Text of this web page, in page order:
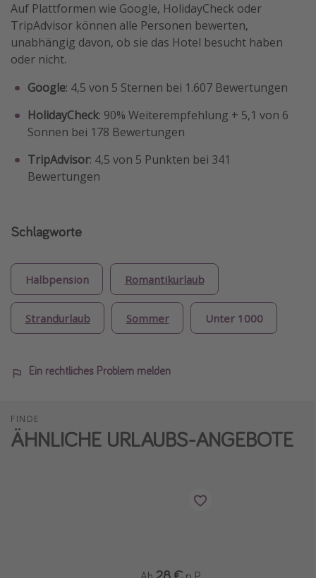
Auf Plattformen wie Google, HolidayCheck oder
TripAdvisor können alle Personen bewerten,
unabhängig davon, ob sie das Hotel besucht haben
oder nicht.
Google: 4,5 von 5 Sternen bei 1.607 Bewertungen
HolidayCheck: 90% Weiterempfehlung + 5,1 von 6
Sonnen bei 178 Bewertungen
TripAdvisor: 4,5 von 5 Punkten bei 341
Bewertungen
Schlagworte
Halbpension Romantikurlaub
Strandurlaub Sommer Unter 1000
Ein rechtliches Problem melden
FINDE
ÄHNLICHE URLAUBS-ANGEBOTE